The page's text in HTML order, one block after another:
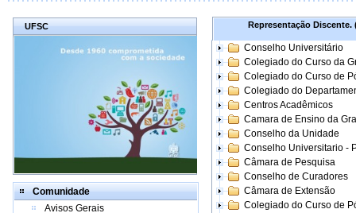
UFSC
Comunidade
Avisos Gerais
Representação Discente.
Conselho Universitário
Colegiado do Curso da
Colegiado do Curso de
Colegiado do
Centros Acadêmicos
Camara de Ensino da
Conselho da Unidade
Conselho Universitario -
Câmara de Pesquisa
Conselho de Curadores
Câmara de Extensão
Colegiado do Curso de